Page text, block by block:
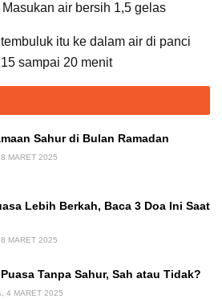
air bersih 1,5 gelas
itu ke dalam air di panci
sampai 20 menit
Sahur di Bulan Ramadan
MARET 2025
Lebih Berkah, Baca 3 Doa Ini Saat
MARET 2025
Tanpa Sahur, Sah atau Tidak?
4 MARET 2025